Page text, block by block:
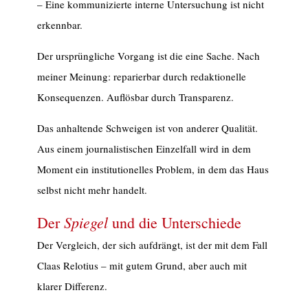
– Eine kommunizierte interne Untersuchung ist nicht
erkennbar.
Der ursprüngliche Vorgang ist die eine Sache. Nach
meiner Meinung: reparierbar durch redaktionelle
Konsequenzen. Auflösbar durch Transparenz.
Das anhaltende Schweigen ist von anderer Qualität.
Aus einem journalistischen Einzelfall wird in dem
Moment ein institutionelles Problem, in dem das Haus
selbst nicht mehr handelt.
DerSpiegelund die Unterschiede
Der Vergleich, der sich aufdrängt, ist der mit dem Fall
Claas Relotius – mit gutem Grund, aber auch mit
klarer Differenz.